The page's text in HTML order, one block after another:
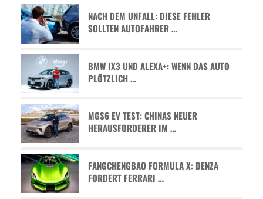
NACH DEM UNFALL: DIESE FEHLER
SOLLTEN AUTOFAHRER …
BMW IX3 UND ALEXA+: WENN DAS AUTO
PLÖTZLICH …
MGS6 EV TEST: CHINAS NEUER
HERAUSFORDERER IM …
FANGCHENGBAO FORMULA X: DENZA
FORDERT FERRARI …